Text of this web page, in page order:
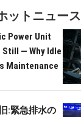
ットニュース
Power Unit
Still — Why Idle
Maintenance
:緊急排水の